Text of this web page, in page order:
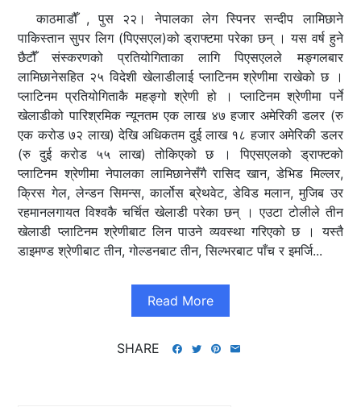
काठमाडौँ , पुस २२। नेपालका लेग स्पिनर सन्दीप लामिछाने
पाकिस्तान सुपर लिग (पिएसएल)को ड्राफ्टमा परेका छन् । यस वर्ष हुने
छैटौँ संस्करणको प्रतियोगिताका लागि पिएसएलले मङ्गलबार
लामिछानेसहित २५ विदेशी खेलाडीलाई प्लाटिनम श्रेणीमा राखेको छ ।
प्लाटिनम प्रतियोगिताकै महङ्गो श्रेणी हो । प्लाटिनम श्रेणीमा पर्ने
खेलाडीको पारिश्रमिक न्यूनतम एक लाख ४७ हजार अमेरिकी डलर (रु
एक करोड ७२ लाख) देखि अधिकतम दुई लाख १८ हजार अमेरिकी डलर
(रु दुई करोड ५५ लाख) तोकिएको छ । पिएसएलको ड्राफ्टको
प्लाटिनम श्रेणीमा नेपालका लामिछानेसँगै रासिद खान, डेभिड मिल्लर,
क्रिस गेल, लेन्डन सिमन्स, कार्लोस ब्रेथवेट, डेविड मलान, मुजिब उर
रहमानलगायत विश्वकै चर्चित खेलाडी परेका छन् । एउटा टोलीले तीन
खेलाडी प्लाटिनम श्रेणीबाट लिन पाउने व्यवस्था गरिएको छ । यस्तै
डाइमण्ड श्रेणीबाट तीन, गोल्डनबाट तीन, सिल्भरबाट पाँच र इमर्जि...
Read More
SHARE